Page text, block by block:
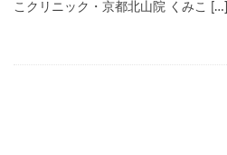
こクリニック・京都北山院 くみこ […]